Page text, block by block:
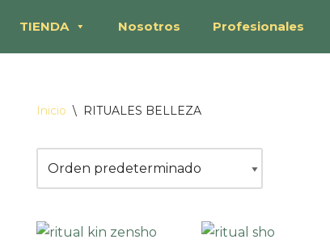
TIENDA Nosotros Profesionales
Inicio \ RITUALES BELLEZA